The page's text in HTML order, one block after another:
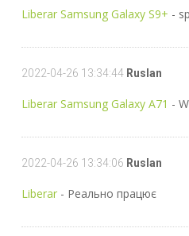
Liberar Samsung Galaxy S9+ -
2022-04-26 13:34:44 Ruslan
Liberar Samsung Galaxy A71 -
2022-04-26 13:34:06 Ruslan
Liberar - Реально працює